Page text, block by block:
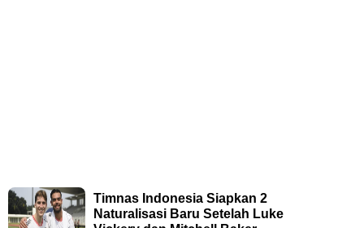
Timnas Indonesia Siapkan 2
Naturalisasi Baru Setelah Luke